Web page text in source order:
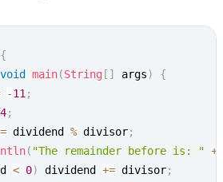
{
void main(String [ ] args)
{
-11 ;
4;
= dividend % divisor;
( "The remainder before is: " +
< 0) dividend += divisor;